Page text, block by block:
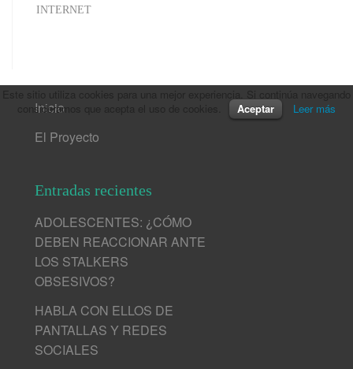
INTERNET
Inicio
El Proyecto
Entradas recientes
ADOLESCENTES: ¿CÓMO
DEBEN REACCIONAR ANTE
LOS STALKERS
OBSESIVOS?
HABLA CON ELLOS DE
PANTALLAS Y REDES
SOCIALES
consideramos que acepta el uso de cookies.
Aceptar Leer más